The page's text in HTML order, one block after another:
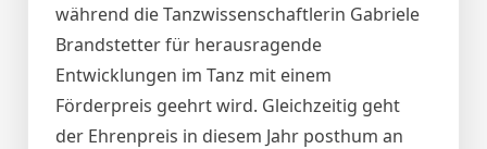
während die Tanzwissenschaftlerin Gabriele
Brandstetter für herausragende
Entwicklungen im Tanz mit einem
Förderpreis geehrt wird. Gleichzeitig geht
der Ehrenpreis in diesem Jahr posthum an